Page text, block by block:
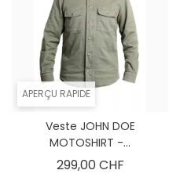
APERÇU RAPIDE
Veste JOHN DOE
MOTOSHIRT -...
299,00 CHFPrix